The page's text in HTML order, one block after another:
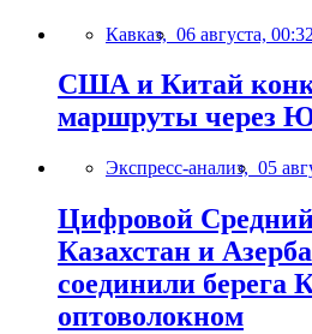
Кавказ, 06 августа, 00:32
США и Китай
маршруты через
Экспресс-анализ, 05
Цифровой
Казахстан и
соединили берега
оптоволокном